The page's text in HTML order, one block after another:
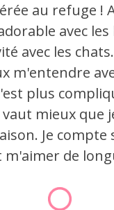
au refuge !
avec
avec les
m'entendre
plus
mieux que
Je
de